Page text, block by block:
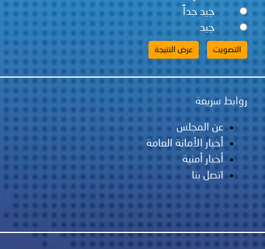
جيد جداً
جيد
سريعة
عن المجلس
أخبار الأمانة العامة
أخبار أمنية
اتصل بنا